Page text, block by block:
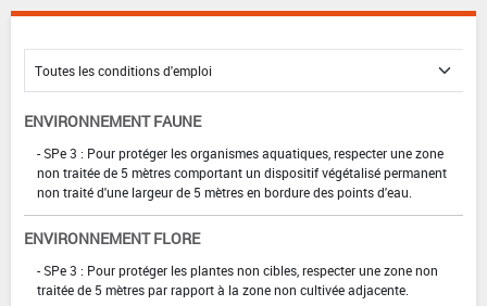
ENVIRONNEMENT FAUNE
- SPe 3 : Pour protéger les organismes aquatiques, respecter une zone
non traitée de 5 mètres comportant un dispositif végétalisé permanent
non traité d'une largeur de 5 mètres en bordure des points d'eau.
ENVIRONNEMENT FLORE
- SPe 3 : Pour protéger les plantes non cibles, respecter une zone non
traitée de 5 mètres par rapport à la zone non cultivée adjacente.